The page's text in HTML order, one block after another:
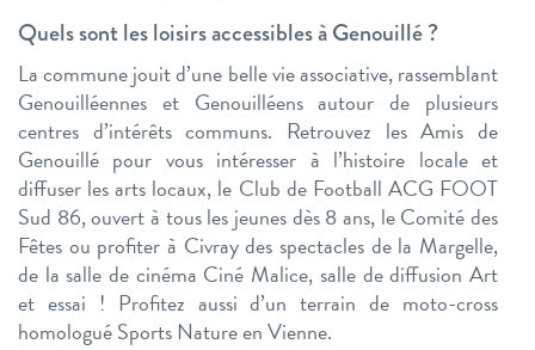
Quels sont les loisirs accessibles à Genouillé ?
La commune jouit d’une belle vie associative, rassemblant
Genouilléennes et Genouilléens autour de plusieurs
centres d’intérêts communs. Retrouvez les Amis de
Genouillé pour vous intéresser à l’histoire locale et
diffuser les arts locaux, le Club de Football ACG FOOT
Sud 86, ouvert à tous les jeunes dès 8 ans, le Comité des
Fêtes ou profiter à Civray des spectacles de la Margelle,
de la salle de cinéma Ciné Malice, salle de diffusion Art
et essai ! Profitez aussi d’un terrain de moto-cross
homologué Sports Nature en Vienne.